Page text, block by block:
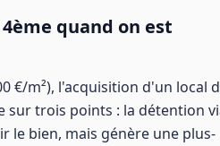
quand on est
€/m²), l'acquisition d'un local
sur trois points : la détention
le bien, mais génère une plus-